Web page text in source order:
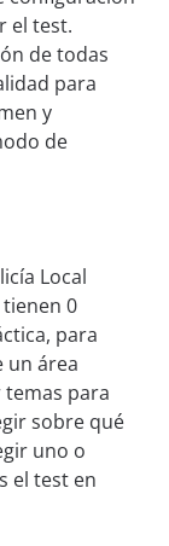
el test.
de todas
para
y
de
Local
tienen 0
para
un área
temas para
sobre qué
uno o
el test en